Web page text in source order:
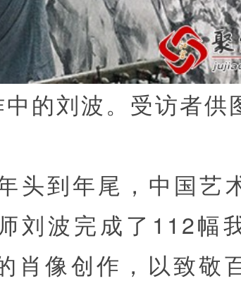
中的刘波。受访者供
头到年尾，中国艺
刘波完成了112幅
肖像创作，以致敬